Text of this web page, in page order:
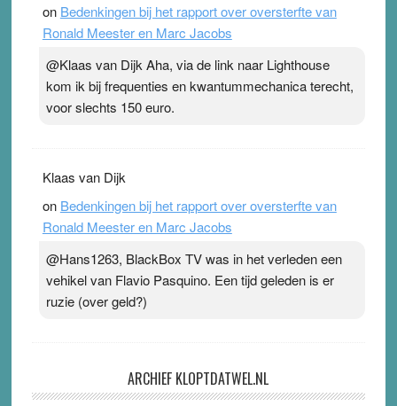
on Bedenkingen bij het rapport over oversterfte van
Ronald Meester en Marc Jacobs
@Klaas van Dijk Aha, via de link naar Lighthouse
kom ik bij frequenties en kwantummechanica terecht,
voor slechts 150 euro.
Klaas van Dijk
on Bedenkingen bij het rapport over oversterfte van
Ronald Meester en Marc Jacobs
@Hans1263, BlackBox TV was in het verleden een
vehikel van Flavio Pasquino. Een tijd geleden is er
ruzie (over geld?)
ARCHIEF KLOPTDATWEL.NL